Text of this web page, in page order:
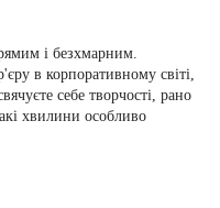
і безхмарним.
в корпоративному світі,
себе творчості, рано
хвилини особливо